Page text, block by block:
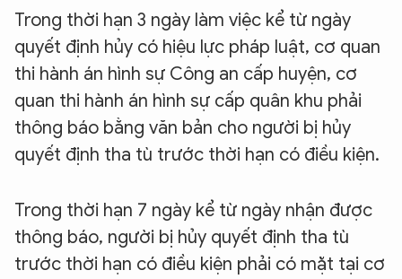
Trong thời hạn 3 ngày làm việc kể từ ngày
quyết định hủy có hiệu lực pháp luật, cơ quan
thi hành án hình sự Công an cấp huyện, cơ
quan thi hành án hình sự cấp quân khu phải
thông báo bằng văn bản cho người bị hủy
quyết định tha tù trước thời hạn có điều kiện.
Trong thời hạn 7 ngày kể từ ngày nhận được
thông báo, người bị hủy quyết định tha tù
trước thời hạn có điều kiện phải có mặt tại cơ